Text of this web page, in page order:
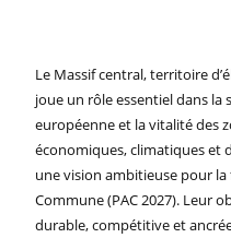
Le Massif central, territoire
joue un rôle essentiel dans
européenne et la vitalité des
économiques, climatiques et
une vision ambitieuse pour
Commune (PAC 2027). Leur
durable, compétitive et